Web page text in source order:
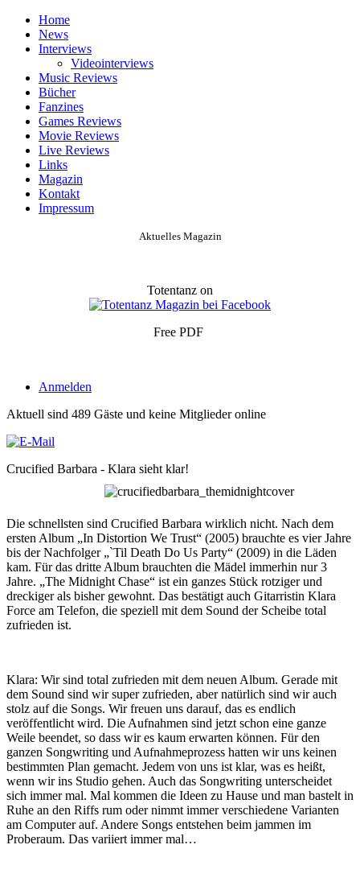
Home
News
Interviews
Videointerviews
Music Reviews
Bücher
Fanzines
Games Reviews
Movie Reviews
Live Reviews
Links
Magazin
Kontakt
Impressum
Aktuelles Magazin
Totentanz on
Free PDF
Anmelden
Aktuell sind 489 Gäste und keine Mitglieder online
Crucified Barbara - Klara sieht klar!
Die schnellsten sind Crucified Barbara wirklich nicht. Nach dem
ersten Album „In Distortion We Trust“ (2005) brauchte es vier Jahre
bis der Nachfolger „`Til Death Do Us Party“ (2009) in die Läden
kam. Für das dritte Album brauchten die Mädel immerhin nur 3
Jahre. „The Midnight Chase“ ist ein ganzes Stück rotziger und
dreckiger als bisher gewohnt. Das bestätigt auch Gitarristin Klara
Force am Telefon, die speziell mit dem Sound der Scheibe total
zufrieden ist.
Klara: Wir sind total zufrieden mit dem neuen Album. Gerade mit
dem Sound sind wir super zufrieden, aber natürlich sind wir auch
stolz auf die Songs. Wir freuen uns darauf, das es endlich
veröffentlicht wird. Die Aufnahmen sind jetzt schon eine ganze
Weile beendet, so dass wir es kaum erwarten können. Für den
ganzen Songwriting und Aufnahmeprozess hatten wir uns keinen
bestimmten Plan gemacht. Jedem von uns ist klar, was es heißt,
wenn wir ins Studio gehen. Auch das Songwriting unterscheidet
sich immer mal. Mal kommen die Ideen zu Hause und man bastelt in
Ruhe an den Riffs rum oder nimmt immer verschiedene Varianten
am Computer auf. Andere Songs entstehen beim jammen im
Proberaum. Das variiert immer mal…